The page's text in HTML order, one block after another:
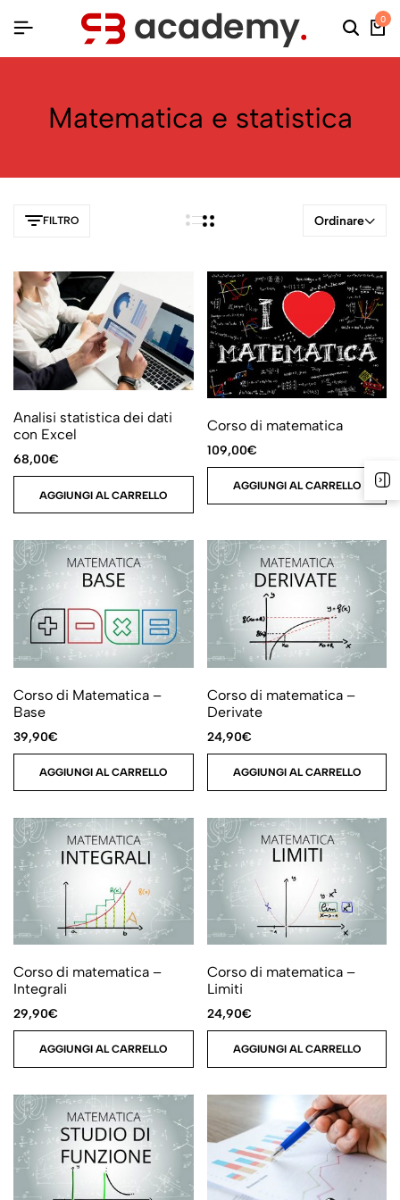
0
Matematica e statistica
FILTRO Ordinare
Analisi statistica dei dati
con Excel
68,00€
AGGIUNGI AL CARRELLO
Corso di matematica
109,00€
AGGIUNGI AL CARRELLO
Corso di Matematica –
Base
39,90€
AGGIUNGI AL CARRELLO
Corso di matematica –
Derivate
24,90€
AGGIUNGI AL CARRELLO
Corso di matematica –
Integrali
29,90€
AGGIUNGI AL CARRELLO
Corso di matematica –
Limiti
24,90€
AGGIUNGI AL CARRELLO